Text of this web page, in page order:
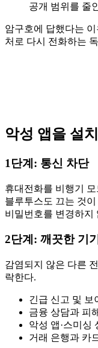
공개 범위를 줄
암구호에 답했다는
처로 다시 전화하는
악성 앱을 설
1단계: 통신 차단
휴대전화를 비행기
블루투스도 끄는 것
비밀번호를 변경하지
2단계: 깨끗한 기
감염되지 않은 다른
락한다.
긴급 신고 및 보
금융 상담과 피
악성 앱·스미싱
거래 은행과 카